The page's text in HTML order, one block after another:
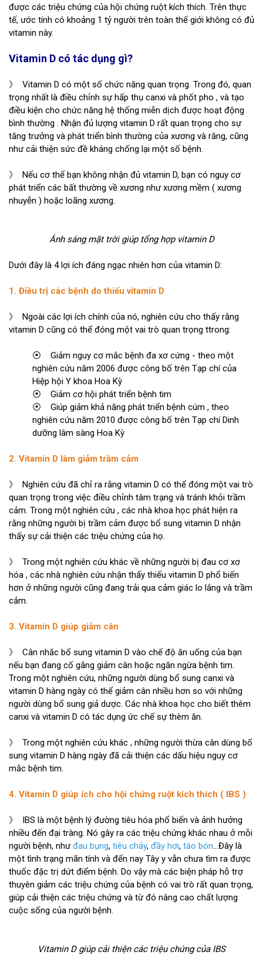
được các triệu chứng của hội chứng ruột kích thích. Trên thực
tế, ước tính có khoảng 1 tỷ người trên toàn thế giới không có đủ
vitamin này.
Vitamin D có tác dụng gì?
》 Vitamin D có một số chức năng quan trọng. Trong đó, quan
trọng nhất là điều chỉnh sự hấp thụ canxi và phốt pho , và tạo
điều kiện cho chức năng hệ thống miễn dịch được hoạt động
bình thường . Nhận đủ lượng vitamin D rất quan trọng cho sự
tăng trưởng và phát triển bình thường của xương và răng, cũng
như cải thiện sức đề kháng chống lại một số bệnh.
》 Nếu cơ thể bạn không nhận đủ vitamin D, bạn có nguy cơ
phát triển các bất thường về xương như xương mềm ( xương
nhuyễn ) hoặc loãng xương.
Ánh sáng mặt trời giúp tổng hợp vitamin D
Dưới đây là 4 lợi ích đáng ngạc nhiên hơn của vitamin D:
1. Điều trị các bệnh do thiếu vitamin D
》 Ngoài các lợi ích chính của nó, nghiên cứu cho thấy rằng
vitamin D cũng có thể đóng một vai trò quan trọng ttrong:
⦿ Giảm nguy cơ mắc bệnh đa xơ cứng - theo một
nghiên cứu năm 2006 được công bố trên Tạp chí của
Hiệp hội Y khoa Hoa Kỳ
⦿ Giảm cơ hội phát triển bệnh tim
⦿ Giúp giảm khả năng phát triển bệnh cúm , theo
nghiên cứu năm 2010 được công bố trên Tạp chí Dinh
dưỡng lâm sàng Hoa Kỳ
2. Vitamin D làm giảm trầm cảm
》 Nghiên cứu đã chỉ ra rằng vitamin D có thể đóng một vai trò
quan trọng trong việc điều chỉnh tâm trạng và tránh khỏi trầm
cảm. Trong một nghiên cứu , các nhà khoa học phát hiện ra
rằng những người bị trầm cảm được bổ sung vitamin D nhận
thấy sự cải thiện các triệu chứng của họ.
》 Trong một nghiên cứu khác về những người bị đau cơ xơ
hóa , các nhà nghiên cứu nhận thấy thiếu vitamin D phổ biến
hơn ở những người cũng đang trải qua cảm giác lo lắng và trầm
cảm.
3. Vitamin D giúp giảm cân
》 Cân nhắc bổ sung vitamin D vào chế độ ăn uống của bạn
nếu bạn đang cố gắng giảm cân hoặc ngăn ngừa bệnh tim.
Trong một nghiên cứu, những người dùng bổ sung canxi và
vitamin D hàng ngày có thể giảm cân nhiều hơn so với những
người dùng bổ sung giả dược. Các nhà khoa học cho biết thêm
canxi và vitamin D có tác dụng ức chế sự thèm ăn.
》 Trong một nghiên cứu khác , những người thừa cân dùng bổ
sung vitamin D hàng ngày đã cải thiện các dấu hiệu nguy cơ
mắc bệnh tim.
4. Vitamin D giúp ích cho hội chứng ruột kích thích ( IBS )
》 IBS là một bệnh lý đường tiêu hóa phổ biến và ảnh hưởng
nhiều đến đại tràng. Nó gây ra các triệu chứng khác nhau ở mỗi
người bệnh, nhưđau bụng, tiêu chảy, đầy hơi, táo bón…Đây là
một tình trạng mãn tính và đến nay Tây y vẫn chưa tìm ra được
thuốc đặc trị dứt điểm bệnh. Do vậy mà các biện pháp hỗ trợ
thuyên giảm các triệu chứng của bệnh có vai trò rất quan trọng,
giúp cải thiện các triệu chứng và từ đó nâng cao chất lượng
cuộc sống của người bệnh.
Vitamin D giúp cải thiện các triệu chứng của IBS